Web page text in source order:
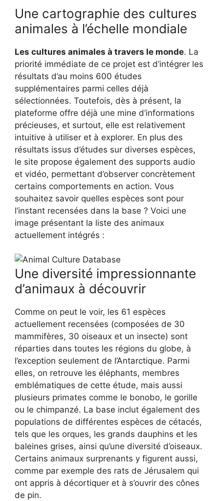
Une cartographie des cultures
animales à l’échelle mondiale
Les cultures animales à travers le monde. La
priorité immédiate de ce projet est d’intégrer les
résultats d’au moins 600 études
supplémentaires parmi celles déjà
sélectionnées. Toutefois, dès à présent, la
plateforme offre déjà une mine d’informations
précieuses, et surtout, elle est relativement
intuitive à utiliser et à explorer. En plus des
résultats issus d’études sur diverses espèces,
le site propose également des supports audio
et vidéo, permettant d’observer concrètement
certains comportements en action. Vous
souhaitez savoir quelles espèces sont pour
l’instant recensées dans la base ? Voici une
image présentant la liste des animaux
actuellement intégrés :
Une diversité impressionnante
d’animaux à découvrir
Comme on peut le voir, les 61 espèces
actuellement recensées (composées de 30
mammifères, 30 oiseaux et un insecte) sont
réparties dans toutes les régions du globe, à
l’exception seulement de l’Antarctique. Parmi
elles, on retrouve les éléphants, membres
emblématiques de cette étude, mais aussi
plusieurs primates comme le bonobo, le gorille
ou le chimpanzé. La base inclut également des
populations de différentes espèces de cétacés,
tels que les orques, les grands dauphins et les
baleines grises, ainsi qu’une diversité d’oiseaux.
Certains animaux surprenants y figurent aussi,
comme par exemple des rats de Jérusalem qui
ont appris à décortiquer et à s’ouvrir des cônes
de pin.